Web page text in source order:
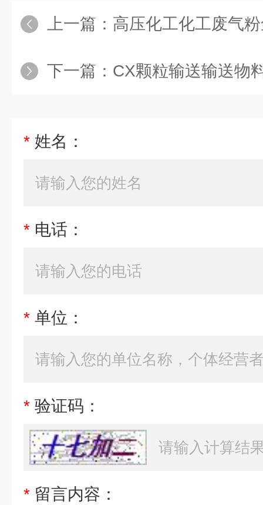
上一篇： 高压化工化工废气
下一篇： CX颗粒输送输送物料
* 姓名：
* 电话：
* 单位：
* 验证码：
* 留言内容：